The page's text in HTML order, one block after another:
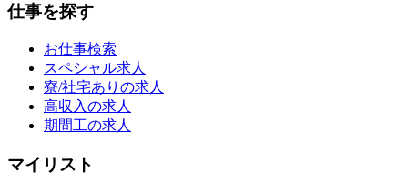
仕事を探す
お仕事検索
スペシャル求人
寮/社宅ありの求人
高収入の求人
期間工の求人
マイリスト